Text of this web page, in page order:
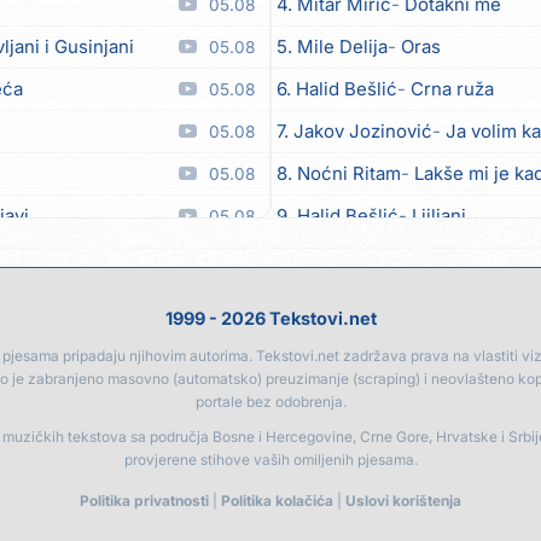
05.08
i Gusinjani 05.08
05.08
05.08
05.08
05.08
lista od kadulje) 05.08
05.08
naš Marjane 05.08
srce našao na cesti 05.08
4. Mitar Mirić Dotakni me
5. Mile Delija Oras
6. Halid Bešlić Crna ruža
7. Jakov Jozinović Ja volim
8. Noćni Ritam Lakše mi je
9. Halid Bešlić Ljiljani
13. Noćni Ritam Rekla si mi
14. Karlo! Mon amour
15. Vesna Zmijanac
16. Džej Ramadanovski
1999 - 2026 Tekstovi.net
pripadaju njihovim autorima. Tekstovi.net zadržava prava na vlastiti
je zabranjeno masovno (automatsko) preuzimanje (scraping) i neovlašteno
portale bez odobrenja.
tekstova sa područja Bosne i Hercegovine, Crne Gore, Hrvatske i
provjerene stihove vaših omiljenih pjesama.
Politika privatnosti Politika kolačića Uslovi korištenja